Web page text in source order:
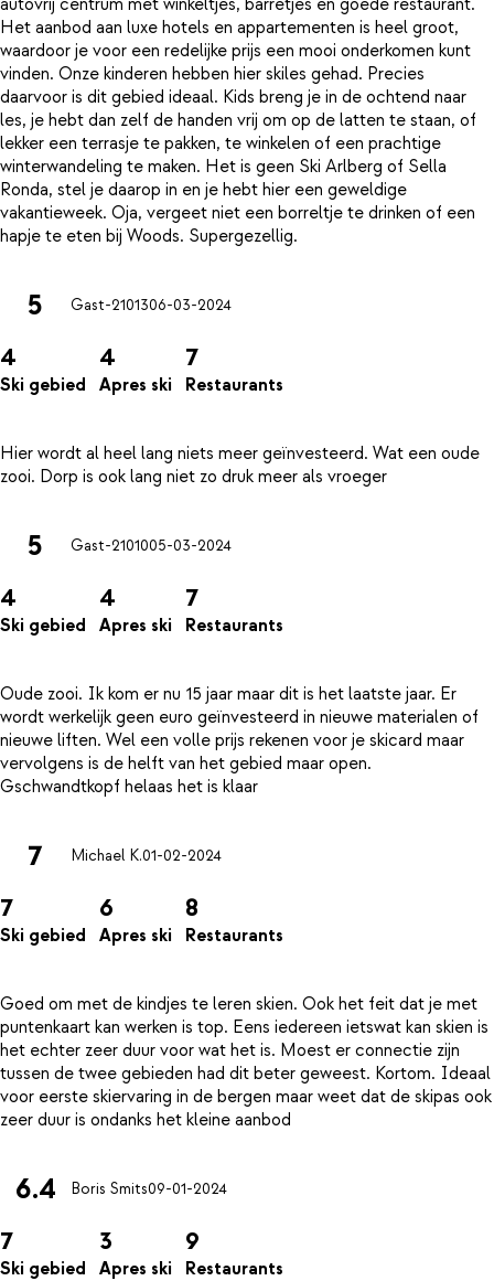
Het aanbod aan luxe hotels en appartementen is heel groot,
waardoor je voor een redelijke prijs een mooi onderkomen kunt
vinden. Onze kinderen hebben hier skiles gehad. Precies
daarvoor is dit gebied ideaal. Kids breng je in de ochtend naar
les, je hebt dan zelf de handen vrij om op de latten te staan, of
lekker een terrasje te pakken, te winkelen of een prachtige
winterwandeling te maken. Het is geen Ski Arlberg of Sella
Ronda, stel je daarop in en je hebt hier een geweldige
vakantieweek. Oja, vergeet niet een borreltje te drinken of een
5 Gast-2101306-03-2024
4
Ski gebied
4
Apres ski
7
Restaurants
Hier wordt al heel lang niets meer geïnvesteerd. Wat een oude
5 Gast-2101005-03-2024
4
Ski gebied
4
Apres ski
7
Restaurants
Oude zooi. Ik kom er nu 15 jaar maar dit is het laatste jaar. Er
wordt werkelijk geen euro geïnvesteerd in nieuwe materialen of
nieuwe liften. Wel een volle prijs rekenen voor je skicard maar
vervolgens is de helft van het gebied maar open.
7 Michael K.01-02-2024
7
Ski gebied
6
Apres ski
8
Restaurants
Goed om met de kindjes te leren skien. Ook het feit dat je met
puntenkaart kan werken is top. Eens iedereen ietswat kan skien is
het echter zeer duur voor wat het is. Moest er connectie zijn
tussen de twee gebieden had dit beter geweest. Kortom. Ideaal
voor eerste skiervaring in de bergen maar weet dat de skipas ook
6.4 Boris Smits09-01-2024
7
Ski gebied
3
Apres ski
9
Restaurants